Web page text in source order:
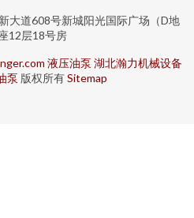
大道608号新城阳光国际广场（D地
12层18号房
液压油泵 湖北瀚力机械设备
泵 版权所有Sitemap